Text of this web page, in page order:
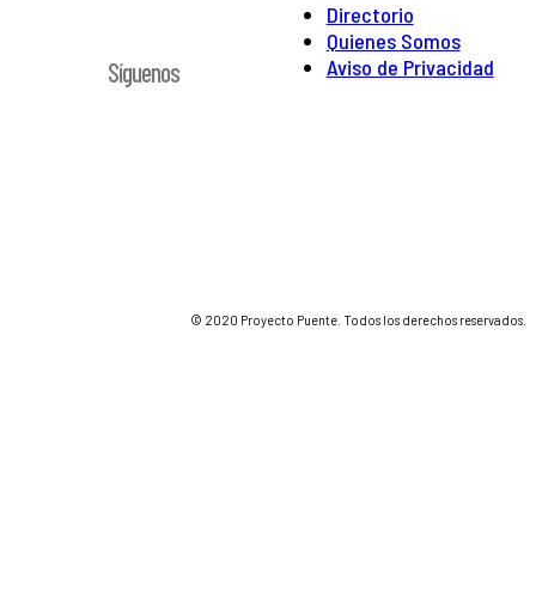
Directorio
Quienes Somos
Aviso de Privacidad
Síguenos
© 2020 Proyecto Puente. Todos los derechos reservados.